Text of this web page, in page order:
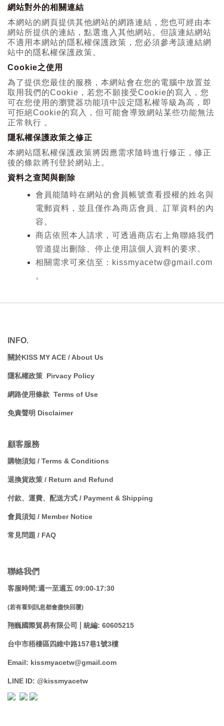
網站對外的相關連結
本網站的網頁提供其他網站的網路連結，您也可經由本
網站所提供的連結，點選進入其他網站。但該連結網站
不適用本網站的隱私權保護政策，您必須參考該連結網
站中的隱私權保護政策。
Cookie之使用
為了提供您最佳的服務，本網站會在您的電腦中放置並
取用我們的Cookie，若您不願接受Cookie的寫入，您
可在您使用的瀏覽器功能項中設定隱私權等級為高，即
可拒絕Cookie的寫入，但可能會導致網站某些功能無法
正常執行 。
隱私權保護政策之修正
本網站隱私權保護政策將因應需求隨時進行修正，修正
後的條款將刊登於網站上。
資料之查閱與刪除
會員能隨時在網站的會員帳號查看授權的姓名與
電郵資料，並且僅作為商店會員、訂單資料的內
容。
商店依照本人請求，可透過商店右上角聯絡我們
管道提出刪除、停止使用該個人資料的要求。
相關需求可來信至：kissmyacetw@gmail.com
。
INFO.
關於KISS MY ACE / About Us
隱私權政策 Pirvacy Policy
網路使用條款 Terms of Use
免責聲明 Disclaimer
顧客服務
購物須知 / Terms & Conditions
退換貨政策 / Return and Refund
付款、運費、配送方式 / Payment & Shipping
會員須知 / Member Notice
常見問題 / FAQ
聯絡我們
客服時間:週一至週五 09:00-17:30
(若有看到訊息都會盡快回覆)
翔巍國際貿易有限公司 統編: 60605215
台中市梧棲區四維中路157巷1號3樓
Email: kissmyacetw@gmail.com
LINE ID: @kissmyacetw